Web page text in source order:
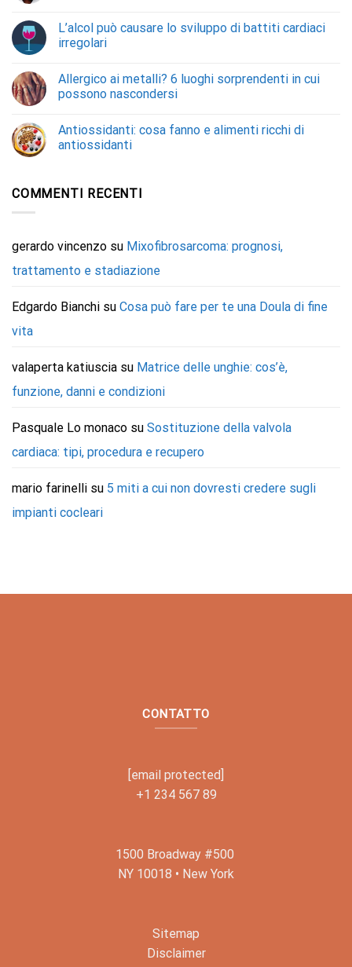
L’alcol può causare lo sviluppo di battiti cardiaci
irregolari
Allergico ai metalli? 6 luoghi sorprendenti in cui
possono nascondersi
Antiossidanti: cosa fanno e alimenti ricchi di
antiossidanti
COMMENTI RECENTI
gerardo vincenzo su Mixofibrosarcoma: prognosi,
trattamento e stadiazione
Edgardo Bianchi su Cosa può fare per te una Doula di fine
vita
valaperta katiuscia su Matrice delle unghie: cos’è,
funzione, danni e condizioni
Pasquale Lo monaco su Sostituzione della valvola
cardiaca: tipi, procedura e recupero
mario farinelli su 5 miti a cui non dovresti credere sugli
impianti cocleari
CONTATTO
[email protected]
+1 234 567 89
1500 Broadway #500
NY 10018 • New York
Sitemap
Disclaimer